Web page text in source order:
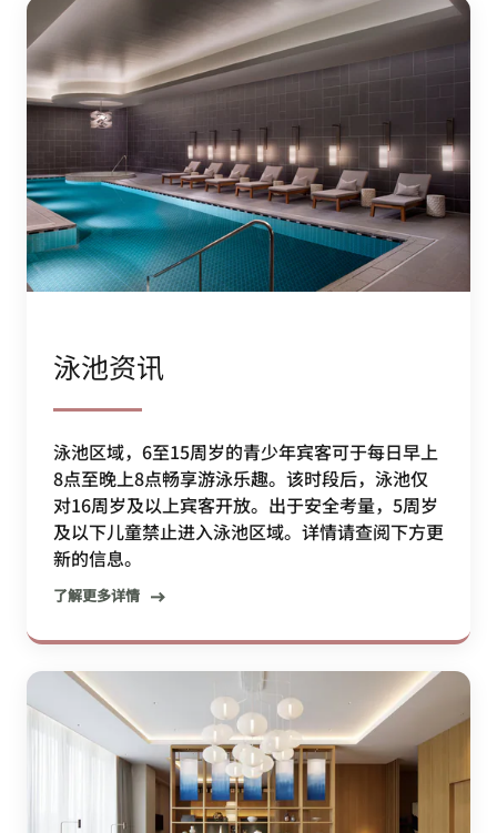
泳池资讯
泳池区域，6至15周岁的青少年宾客可于每日早上
8点至晚上8点畅享游泳乐趣。该时段后，泳池仅
对16周岁及以上宾客开放。出于安全考量，5周岁
及以下儿童禁止进入泳池区域。详情请查阅下方更
新的信息。
了解更多详情